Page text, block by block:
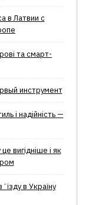
в Латвии с
та смарт-
инструмент
і надійність —
вигідніше і як
в Україну